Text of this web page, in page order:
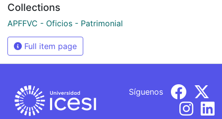
Collections
APFFVC - Oficios - Patrimonial
Full item page
Síguenos